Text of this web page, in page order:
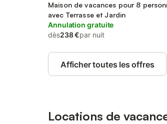
Maison de vacances pour 8
avec Terrasse et Jardin
Annulation gratuite
dès238 €par nuit
Afficher toutes les offres
Locations de